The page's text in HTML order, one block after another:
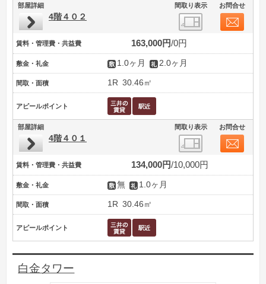
部屋詳細 間取り表示 お問合せ
4階４０２
賃料・管理費・共益費 163,000円 0円
敷金・礼金 1.0ヶ月 2.0ヶ月
間取・面積 1R 30.46㎡
アピールポイント
部屋詳細 間取り表示 お問合せ
4階４０１
賃料・管理費・共益費 134,000円 10,000円
敷金・礼金 無 1.0ヶ月
間取・面積 1R 30.46㎡
アピールポイント
白金タワー